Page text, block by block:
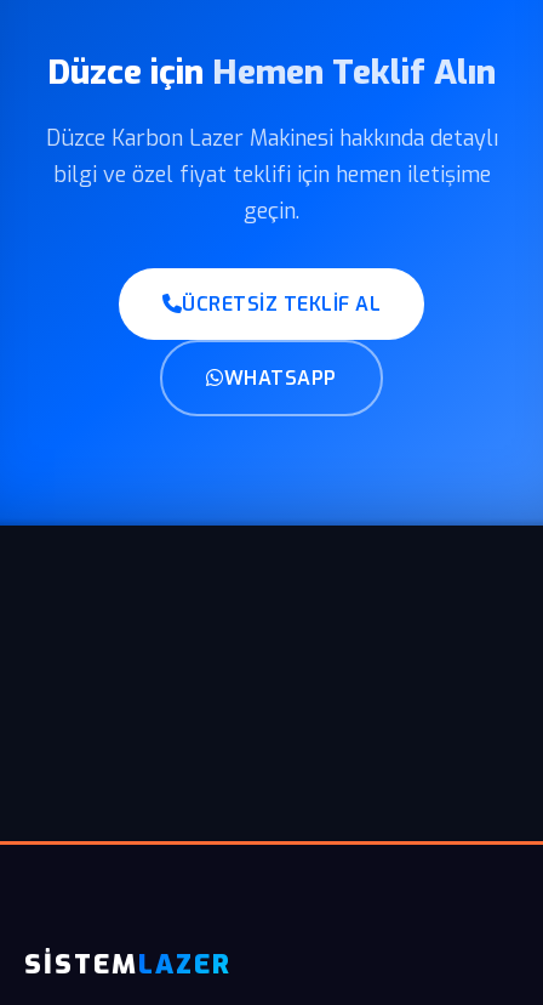
Düzce için Hemen Teklif Alın
Düzce Karbon Lazer Makinesi hakkında detaylı
bilgi ve özel fiyat teklifi için hemen iletişime
geçin.
ÜCRETSIZ TEKLIF AL
WHATSAPP
SİSTEMLAZER